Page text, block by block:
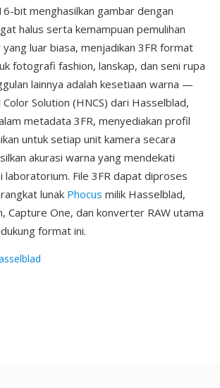
bit menghasilkan gambar dengan
halus serta kemampuan pemulihan
luar biasa, menjadikan 3FR format
fotografi fashion, lanskap, dan seni rupa
lainnya adalah kesetiaan warna —
Solution (HNCS) dari Hasselblad,
metadata 3FR, menyediakan profil
untuk setiap unit kamera secara
akurasi warna yang mendekati
File 3FR dapat diproses
lunak Phocus milik Hasselblad,
Capture One, dan konverter RAW utama
format ini.